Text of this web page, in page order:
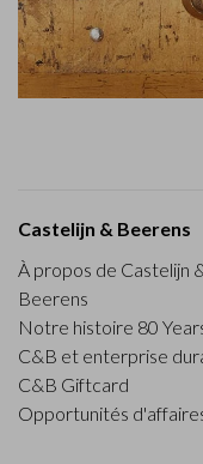
Castelijn & Beerens
À propos de Castelijn
Beerens
Notre histoire 80
C&B et enterprise
C&B Giftcard
Opportunités